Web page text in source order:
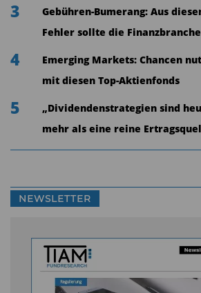
3
Gebühren-Bumerang: Aus
Fehler sollte die
4
Emerging Markets: Chancen
mit diesen Top-Aktienfonds
5
„Dividendenstrategien sind
mehr als eine reine
NEWSLETTER